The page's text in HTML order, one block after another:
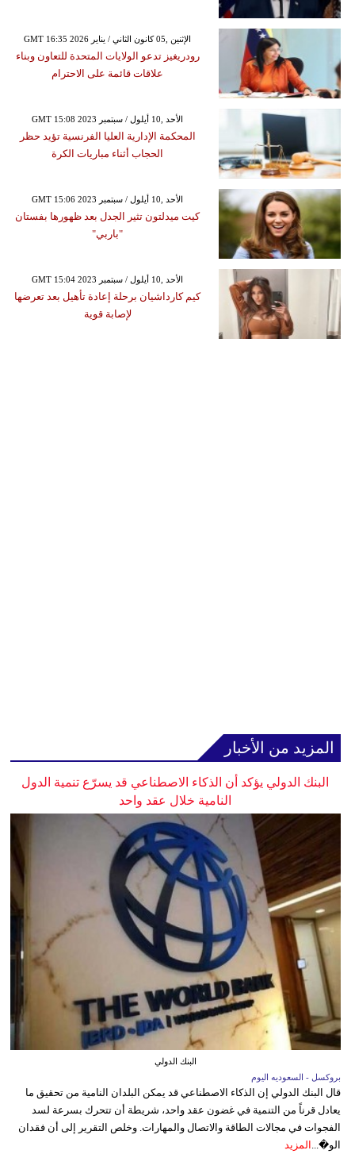
GMT 16:35 2026 الإثنين ,05 كانون الثاني / يناير
رودريغيز تدعو الولايات المتحدة للتعاون وبناء
علاقات قائمة على الاحترام
GMT 15:08 2023 الأحد ,10 أيلول / سبتمبر
المحكمة الإدارية العليا الفرنسية تؤيد حظر
الحجاب أثناء مباريات الكرة
GMT 15:06 2023 الأحد ,10 أيلول / سبتمبر
كيت ميدلتون تثير الجدل بعد ظهورها بفستان
"باربي"
GMT 15:04 2023 الأحد ,10 أيلول / سبتمبر
كيم كارداشيان برحلة إعادة تأهيل بعد تعرضها
لإصابة قوية
المزيد من الأخبار
البنك الدولي يؤكد أن الذكاء الاصطناعي قد يسرّع تنمية الدول
النامية خلال عقد واحد
البنك الدولي
بروكسل - السعوديه اليوم
قال البنك الدولي إن الذكاء الاصطناعي قد يمكن البلدان النامية من تحقيق ما
يعادل قرناً من التنمية في غضون عقد واحد، شريطة أن تتحرك بسرعة لسد
الفجوات في مجالات الطاقة والاتصال والمهارات. وخلص التقرير إلى أن فقدان
الو�... المزيد